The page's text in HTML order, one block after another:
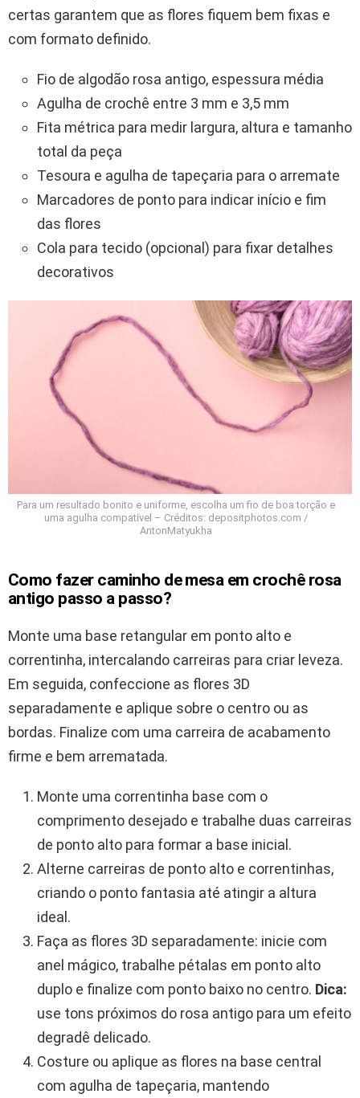
certas garantem que as flores fiquem bem fixas e
com formato definido.
Fio de algodão rosa antigo, espessura média
Agulha de crochê entre 3 mm e 3,5 mm
Fita métrica para medir largura, altura e tamanho
total da peça
Tesoura e agulha de tapeçaria para o arremate
Marcadores de ponto para indicar início e fim
das flores
Cola para tecido (opcional) para fixar detalhes
decorativos
Para um resultado bonito e uniforme, escolha um fio de boa torção e
uma agulha compatível – Créditos: depositphotos.com /
AntonMatyukha
Como fazer caminho de mesa em crochê rosa
antigo passo a passo?
Monte uma base retangular em ponto alto e
correntinha, intercalando carreiras para criar leveza.
Em seguida, confeccione as flores 3D
separadamente e aplique sobre o centro ou as
bordas. Finalize com uma carreira de acabamento
firme e bem arrematada.
Monte uma correntinha base com o
comprimento desejado e trabalhe duas carreiras
de ponto alto para formar a base inicial.
Alterne carreiras de ponto alto e correntinhas,
criando o ponto fantasia até atingir a altura
ideal.
Faça as flores 3D separadamente: inicie com
anel mágico, trabalhe pétalas em ponto alto
duplo e finalize com ponto baixo no centro. Dica:
use tons próximos do rosa antigo para um efeito
degradê delicado.
Costure ou aplique as flores na base central
com agulha de tapeçaria, mantendo